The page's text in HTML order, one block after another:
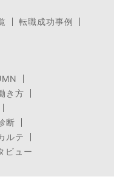
転職成功事例
き方
断
ルテ
ビュー